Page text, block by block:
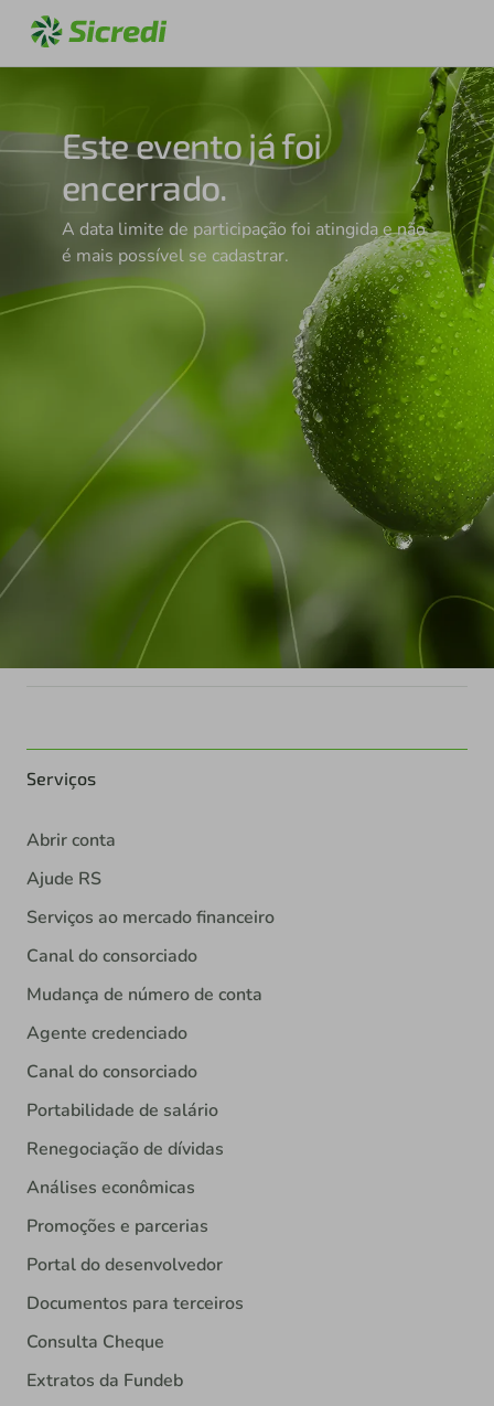
Este evento já foi
encerrado.
A data limite de participação foi atingida e não
é mais possível se cadastrar.
Serviços
Abrir conta
Ajude RS
Serviços ao mercado financeiro
Canal do consorciado
Mudança de número de conta
Agente credenciado
Canal do consorciado
Portabilidade de salário
Renegociação de dívidas
Análises econômicas
Promoções e parcerias
Portal do desenvolvedor
Documentos para terceiros
Consulta Cheque
Extratos da Fundeb